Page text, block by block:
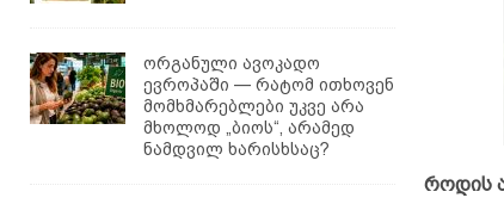
როდის
ორგანული ავოკადო
ევროპაში — რატომ ითხოვენ
მომხმარებლები უკვე არა
მხოლოდ „ბიოს“, არამედ
ნამდვილ ხარისხსაც?